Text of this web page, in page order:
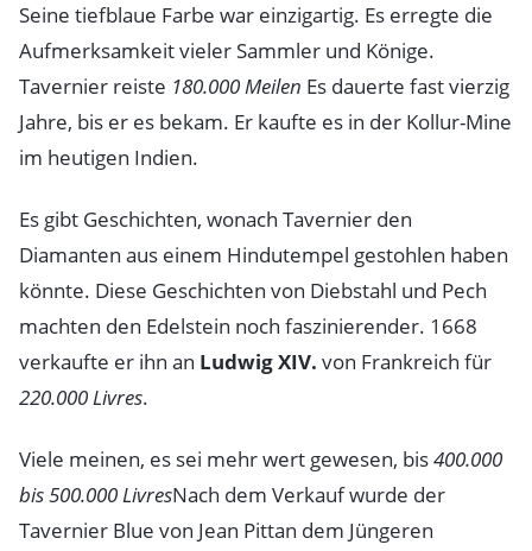
Seine tiefblaue Farbe war einzigartig. Es erregte die
Aufmerksamkeit vieler Sammler und Könige.
Tavernier reiste 180.000 Meilen Es dauerte fast vierzig
Jahre, bis er es bekam. Er kaufte es in der Kollur-Mine
im heutigen Indien.
Es gibt Geschichten, wonach Tavernier den
Diamanten aus einem Hindutempel gestohlen haben
könnte. Diese Geschichten von Diebstahl und Pech
machten den Edelstein noch faszinierender. 1668
verkaufte er ihn an Ludwig XIV. von Frankreich für
220.000 Livres.
Viele meinen, es sei mehr wert gewesen, bis400.000
bis 500.000 LivresNach dem Verkauf wurde der
Tavernier Blue von Jean Pittan dem Jüngeren